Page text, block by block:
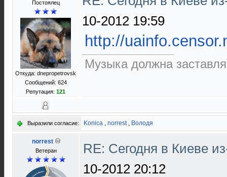
Постоялец
Откуда: dnepropetrovsk
Сообщений: 624
Репутация: 121
10-2012 19:59
http://
Музыка должна
Выразили согласие: Konica , norrest, Володя
norrest
Ветеран
RE: Сегодня в Киеве
10-2012 20:12